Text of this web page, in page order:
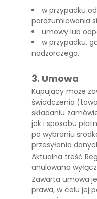
w przypadku
porozumiewania
umowy lub
w przypadku,
nadzorczego.
3. Umowa
Kupujący może
świadczenia
składaniu
jak i sposobu
po wybraniu
przesyłania
Aktualna treść
anulowana
Zawarta umowa
prawa, w celu jej